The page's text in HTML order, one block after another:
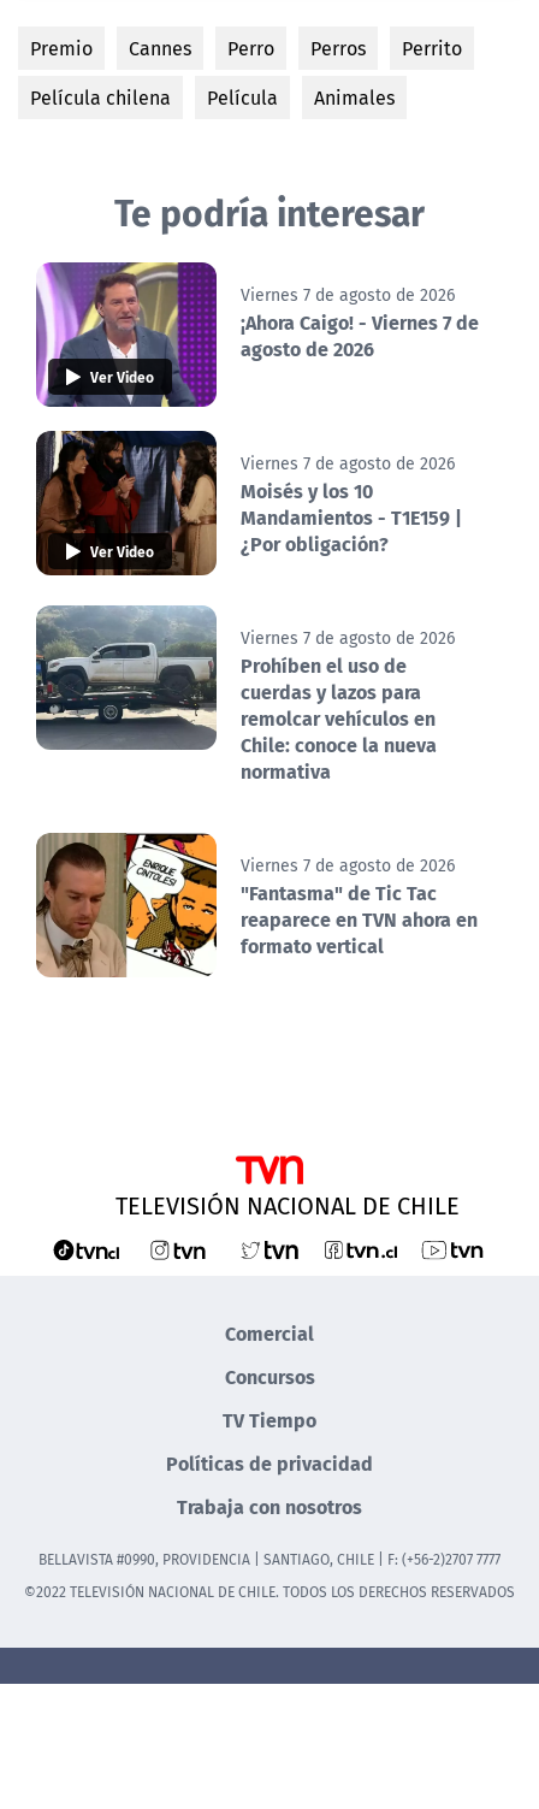
Premio Cannes Perro Perros
Perrito
Película chilena
Película Animales
Te podría interesar
Ver Video
Viernes 7 de agosto de 2026
¡Ahora Caigo! - Viernes 7 de
agosto de 2026
Ver Video
Viernes 7 de agosto de 2026
Moisés y los 10
Mandamientos - T1E159 |
¿Por obligación?
Viernes 7 de agosto de 2026
Prohíben el uso de
cuerdas y lazos para
remolcar vehículos en
Chile: conoce la nueva
normativa
Viernes 7 de agosto de 2026
"Fantasma" de Tic Tac
reaparece en TVN ahora en
formato vertical
TELEVISIÓN NACIONAL DE CHILE
Comercial
Concursos
TV Tiempo
Políticas de privacidad
Trabaja con nosotros
BELLAVISTA #0990, PROVIDENCIA | SANTIAGO, CHILE | F: (+56-2)2707 7777
©2022 TELEVISIÓN NACIONAL DE CHILE. TODOS LOS DERECHOS RESERVADOS